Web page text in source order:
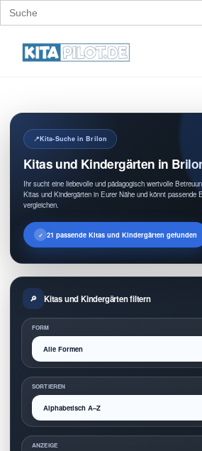
Search
for:
Kita-Suche in Brilon
Kitas und Kindergärten in
Ihr sucht eine liebevolle und pädagogisch wertvolle
Kitas und Kindergärten in Eurer Nähe und könnt passende
vergleichen.
21 passende Kitas und Kindergärten gefunden
Kitas und Kindergärten filtern
FORM
SORTIEREN
ANZEIGE